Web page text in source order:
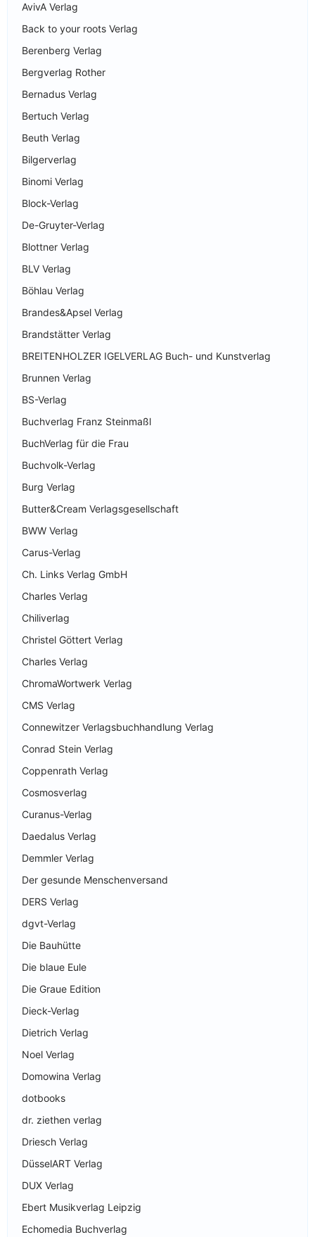
AvivA Verlag
Back to your roots Verlag
Berenberg Verlag
Bergverlag Rother
Bernadus Verlag
Bertuch Verlag
Beuth Verlag
Bilgerverlag
Binomi Verlag
Block-Verlag
De-Gruyter-Verlag
Blottner Verlag
BLV Verlag
Böhlau Verlag
Brandes&Apsel Verlag
Brandstätter Verlag
BREITENHOLZER IGELVERLAG Buch- und Kunstverlag
Brunnen Verlag
BS-Verlag
Buchverlag Franz Steinmaßl
BuchVerlag für die Frau
Buchvolk-Verlag
Burg Verlag
Butter&Cream Verlagsgesellschaft
BWW Verlag
Carus-Verlag
Ch. Links Verlag GmbH
Charles Verlag
Chiliverlag
Christel Göttert Verlag
Charles Verlag
ChromaWortwerk Verlag
CMS Verlag
Connewitzer Verlagsbuchhandlung Verlag
Conrad Stein Verlag
Coppenrath Verlag
Cosmosverlag
Curanus-Verlag
Daedalus Verlag
Demmler Verlag
Der gesunde Menschenversand
DERS Verlag
dgvt-Verlag
Die Bauhütte
Die blaue Eule
Die Graue Edition
Dieck-Verlag
Dietrich Verlag
Noel Verlag
Domowina Verlag
dotbooks
dr. ziethen verlag
Driesch Verlag
DüsselART Verlag
DUX Verlag
Ebert Musikverlag Leipzig
Echomedia Buchverlag